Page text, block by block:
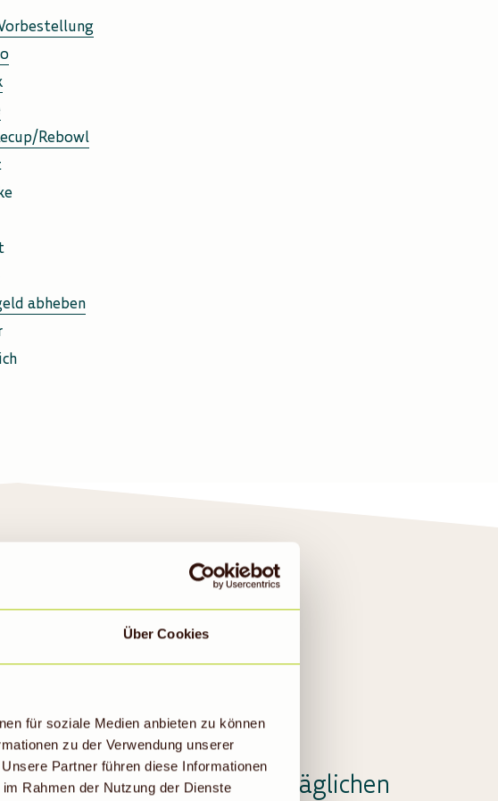
Über Cookies
für soziale Medien anbieten zu können
zu der Verwendung unserer
Partner führen diese Informationen
Rahmen der Nutzung der Dienste
Rebowl
abheben
Vollsortiment für den täglichen